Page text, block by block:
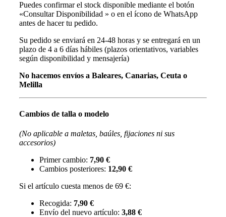
Puedes confirmar el stock disponible mediante el botón
«Consultar Disponibilidad » o en el ícono de WhatsApp
antes de hacer tu pedido.
Su pedido se enviará en 24-48 horas y se entregará en un
plazo de 4 a 6 días hábiles (plazos orientativos, variables
según disponibilidad y mensajería)
No hacemos envíos a Baleares, Canarias, Ceuta o
Melilla
Cambios de talla o modelo
(No aplicable a maletas, baúles, fijaciones ni sus
accesorios)
Primer cambio: 7,90 €
Cambios posteriores: 12,90 €
Si el artículo cuesta menos de 69 €:
Recogida: 7,90 €
Envío del nuevo artículo: 3,88 €